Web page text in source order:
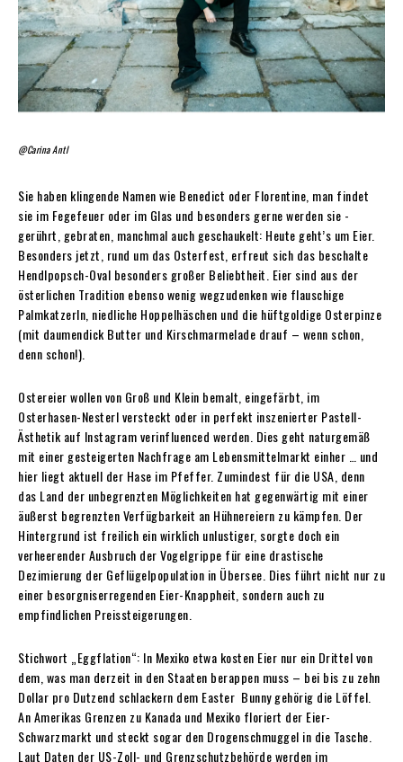
@Carina Antl
Sie haben klingende Namen wie Benedict oder Florentine, man findet
sie im Fegefeuer oder im Glas und besonders gerne werden sie ­
gerührt, gebraten, manchmal auch geschaukelt: Heute geht’s um Eier.
Besonders jetzt, rund um das Osterfest, erfreut sich das beschalte
Hendlpopsch-Oval besonders großer Beliebtheit. Eier sind aus der
österlichen Tradition ebenso wenig wegzudenken wie flauschige
Palmkatzerln, niedliche Hoppelhäschen und die hüftgoldige Osterpinze
(mit daumendick Butter und Kirschmarmelade drauf – wenn schon,
denn schon!).
Ostereier wollen von Groß und Klein bemalt, eingefärbt, im
Osterhasen-Nesterl versteckt oder in perfekt inszenierter Pastell-
Ästhetik auf Instagram verinfluenced werden. Dies geht naturgemäß
mit einer gesteigerten Nachfrage am Lebensmittelmarkt einher … und
hier liegt aktuell der Hase im Pfeffer. Zumindest für die USA, denn
das Land der unbegrenzten Möglichkeiten hat gegenwärtig mit einer
äußerst begrenzten Verfügbarkeit an Hühnereiern zu kämpfen. Der
Hintergrund ist freilich ein wirklich unlustiger, sorgte doch ein
verheerender Ausbruch der Vogelgrippe für eine drastische
Dezimierung der Geflügelpopulation in Übersee. Dies führt nicht nur zu
einer besorgniserregenden Eier-Knappheit, sondern auch zu
empfindlichen Preissteigerungen.
Stichwort „Eggflation“: In Mexiko etwa kosten Eier nur ein Drittel von
dem, was man derzeit in den Staaten berappen muss – bei bis zu zehn
Dollar pro Dutzend schlackern dem Easter ­ Bunny gehörig die Löffel.
An Amerikas Grenzen zu Kanada und Mexiko floriert der Eier-
Schwarzmarkt und steckt sogar den Drogenschmuggel in die Tasche.
Laut Daten der US-Zoll- und Grenzschutzbehörde werden im